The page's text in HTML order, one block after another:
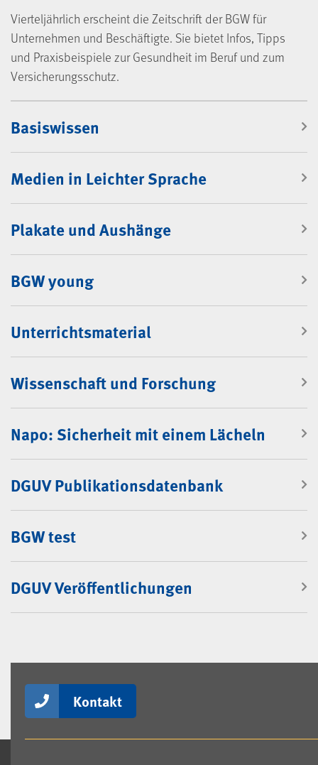
Vierteljährlich erscheint die Zeitschrift der BGW für
Unternehmen und Beschäftigte. Sie bietet Infos, Tipps
und Praxisbeispiele zur Gesundheit im Beruf und zum
Versicherungsschutz.
Basiswissen
Medien in Leichter Sprache
Plakate und Aushänge
BGW young
Unterrichtsmaterial
Wissenschaft und Forschung
Napo: Sicherheit mit einem Lächeln
DGUV Publikationsdatenbank
BGW test
DGUV Veröffentlichungen
Kontakt